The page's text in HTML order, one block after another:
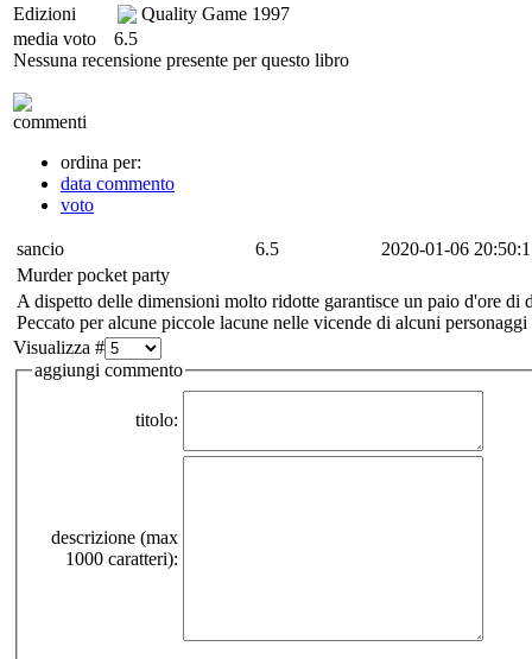
Edizioni
Quality Game 1997
media voto
6.5
Nessuna recensione presente per questo libro
commenti
ordina per:
data commento
voto
sancio 6.5
2020-01-06
Murder pocket party
A dispetto delle dimensioni molto ridotte garantisce un paio d'ore
Peccato per alcune piccole lacune nelle vicende di alcuni
Visualizza #
aggiungi commento
titolo:
descrizione (max
1000 caratteri):